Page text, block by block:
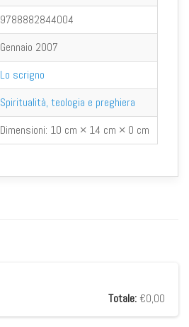
9788882844004
Gennaio 2007
Lo scrigno
Spiritualità, teologia e preghiera
Dimensioni: 10 cm × 14 cm × 0 cm
Totale: €0,00